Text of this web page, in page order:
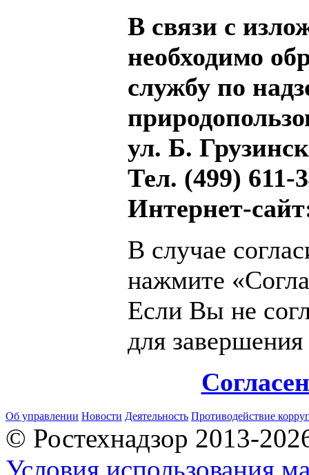
В связи с
необходимо
службу по
ул. Б.
Тел. (499) 611-
Интернет-
В случае
нажмите
Если Вы не
для
Согласен
Об управлении Новости Деятельность Противодействие
© Ростехнадзор 2013-